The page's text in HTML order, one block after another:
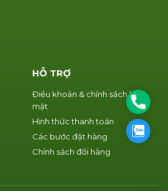
HỖ TRỢ
Điều khoản & chính sách bảo
mật
Hình thức thanh toán
Các bước đặt hàng
Chính sách đổi hàng
Phone
Zalo